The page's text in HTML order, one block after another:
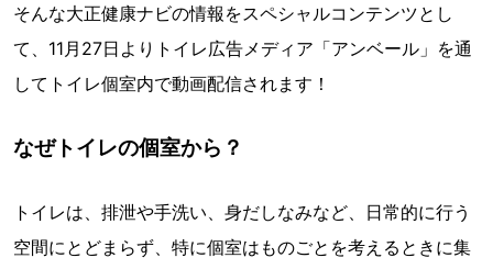
そんな大正健康ナビの情報をスペシャルコンテンツとし
て、11月27日よりトイレ広告メディア「アンベール」を通
してトイレ個室内で動画配信されます！
なぜトイレの個室から？
トイレは、排泄や手洗い、身だしなみなど、日常的に行う
空間にとどまらず、特に個室はものごとを考えるときに集